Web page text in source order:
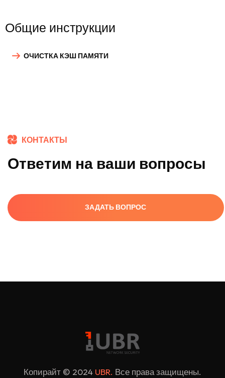
Общие инструкции
ОЧИСТКА КЭШ ПАМЯТИ
КОНТАКТЫ
Ответим на ваши вопросы
ЗАДАТЬ ВОПРОС
Копирайт © 2024 UBR. Все права защищены.